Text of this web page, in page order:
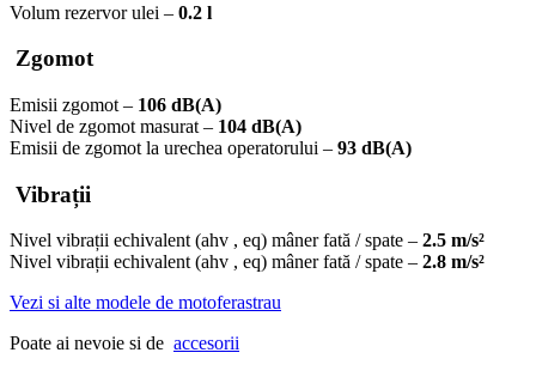
Volum rezervor ulei – 0.2 l
Zgomot
Emisii zgomot – 106 dB(A)
Nivel de zgomot masurat – 104 dB(A)
Emisii de zgomot la urechea operatorului – 93 dB(A)
Vibrații
Nivel vibrații echivalent (ahv , eq) mâner fată / spate – 2.5 m/s²
Nivel vibrații echivalent (ahv , eq) mâner fată / spate – 2.8 m/s²
Vezi si alte modele de motoferastrau
Poate ai nevoie si de accesorii